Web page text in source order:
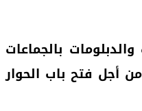
بالجماعات
القطاع من أجل فتح باب الحوار